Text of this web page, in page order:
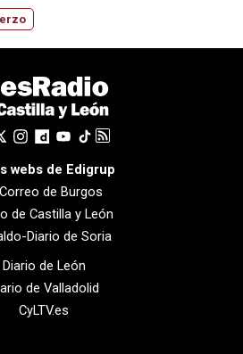
webs de Edigrup
de Burgos
de Castilla y León
Diario de Soria
Diario de León
de Valladolid
CyLTV.es